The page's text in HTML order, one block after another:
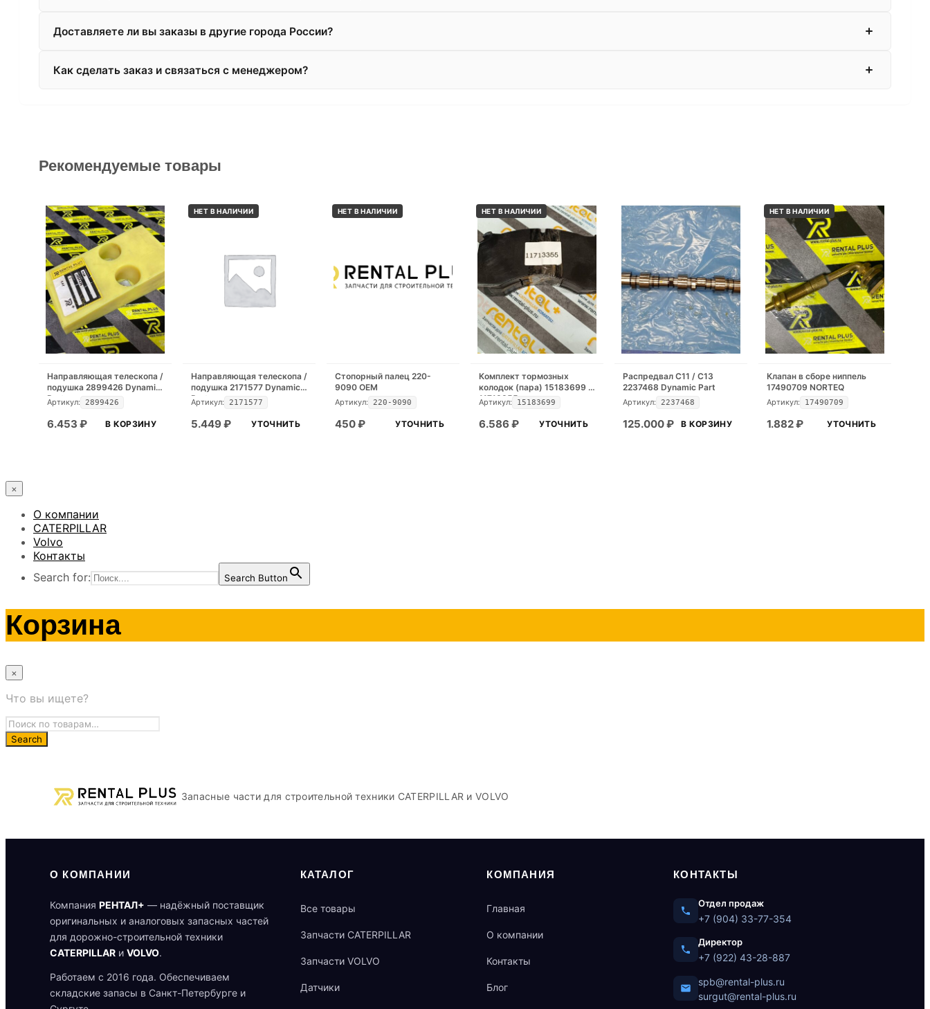
Доставляете ли вы заказы в другие города России?
Как сделать заказ и связаться с менеджером?
Рекомендуемые товары
Направляющая телескопа /
подушка 2899426 Dynamic
Part
Артикул: 2899426
6.453 ₽ В КОРЗИНУ
НЕТ В НАЛИЧИИ
Направляющая телескопа /
подушка 2171577 Dynamic
Part
Артикул: 2171577
5.449 ₽ УТОЧНИТЬ
НЕТ В НАЛИЧИИ
Стопорный палец 220-
9090 OEM
Артикул: 220-9090
450₽ УТОЧНИТЬ
НЕТ В НАЛИЧИИ
Комплект тормозных
колодок (пара) 15183699 /
11713355
Артикул: 15183699
6.586 ₽ УТОЧНИТЬ
Распредвал С11 / С13
2237468 Dynamic Part
Артикул: 2237468
125.000₽ В КОРЗИНУ
НЕТ В НАЛИЧИИ
Клапан в сборе ниппель
17490709 NORTEQ
Артикул: 17490709
1.882₽ УТОЧНИТЬ
×
О компании
CATERPILLAR
Volvo
Контакты
Search for:
Search Button
Корзина
×
Что вы ищете?
Запасные части для строительной техники CATERPILLAR и VOLVO
О КОМПАНИИ
Компания РЕНТАЛ+ — надёжный поставщик
оригинальных и аналоговых запасных частей
для дорожно-строительной техники
CATERPILLAR и VOLVO.
Работаем с 2016 года. Обеспечиваем
складские запасы в Санкт-Петербурге и
КАТАЛОГ
Все товары
Запчасти CATERPILLAR
Запчасти VOLVO
Датчики
КОМПАНИЯ
Главная
О компании
Контакты
Блог
КОНТАКТЫ
Отдел продаж
+7 (904) 33-77-354
Директор
+7 (922) 43-28-887
spb@rental-plus.ru
surgut@rental-plus.ru